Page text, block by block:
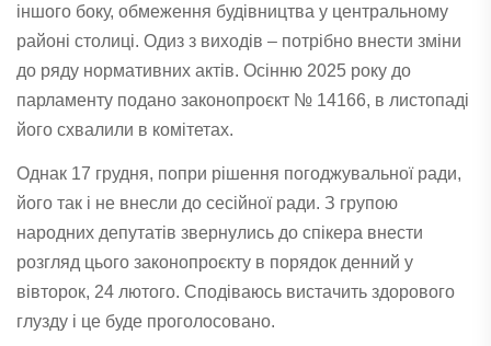
іншого боку, обмеження будівництва у центральному
районі столиці. Одиз з виходів – потрібно внести зміни
до ряду нормативних актів. Осінню 2025 року до
парламенту подано законопроєкт № 14166, в листопаді
його схвалили в комітетах.
Однак 17 грудня, попри рішення погоджувальної ради,
його так і не внесли до сесійної ради. З групою
народних депутатів звернулись до спікера внести
розгляд цього законопроєкту в порядок денний у
вівторок, 24 лютого. Сподіваюсь вистачить здорового
глузду і це буде проголосовано.